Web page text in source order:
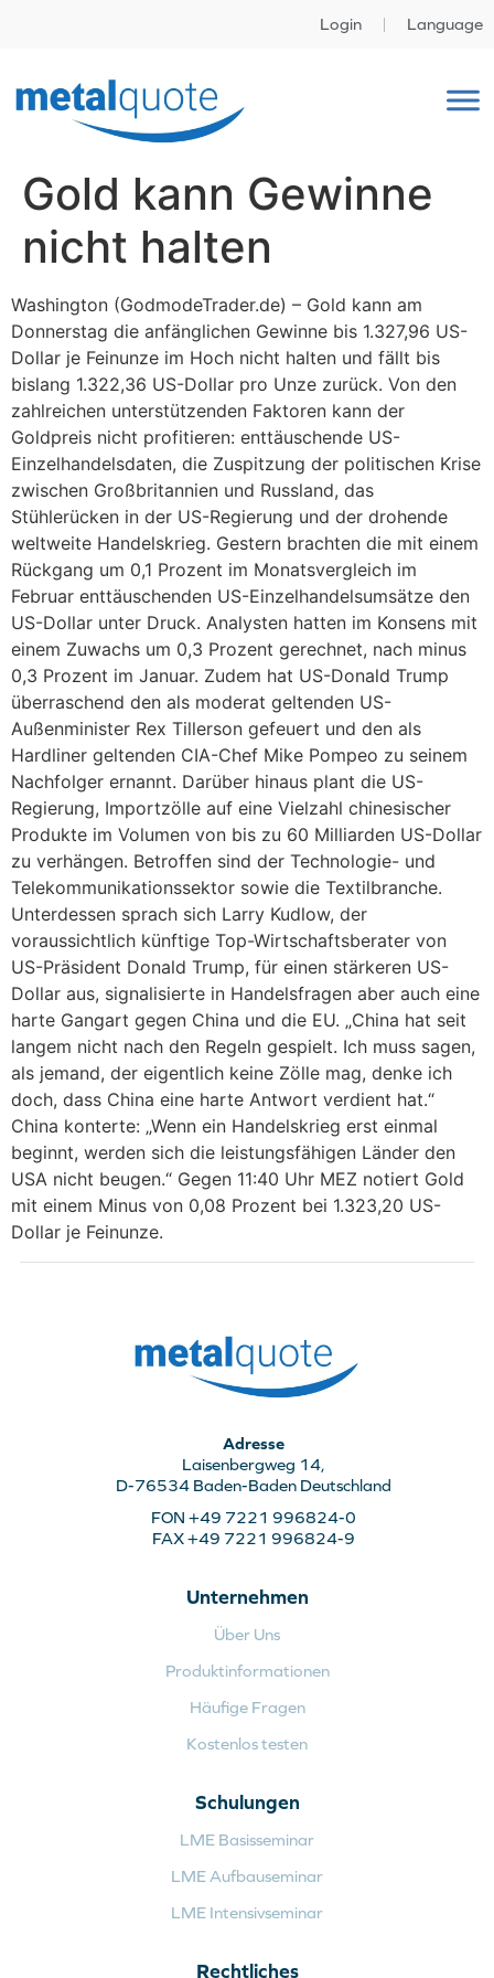
Login Language
Gold kann Gewinne
nicht halten
Washington (GodmodeTrader.de) – Gold kann am
Donnerstag die anfänglichen Gewinne bis 1.327,96 US-
Dollar je Feinunze im Hoch nicht halten und fällt bis
bislang 1.322,36 US-Dollar pro Unze zurück. Von den
zahlreichen unterstützenden Faktoren kann der
Goldpreis nicht profitieren: enttäuschende US-
Einzelhandelsdaten, die Zuspitzung der politischen Krise
zwischen Großbritannien und Russland, das
Stühlerücken in der US-Regierung und der drohende
weltweite Handelskrieg. Gestern brachten die mit einem
Rückgang um 0,1 Prozent im Monatsvergleich im
Februar enttäuschenden US-Einzelhandelsumsätze den
US-Dollar unter Druck. Analysten hatten im Konsens mit
einem Zuwachs um 0,3 Prozent gerechnet, nach minus
0,3 Prozent im Januar. Zudem hat US-Donald Trump
überraschend den als moderat geltenden US-
Außenminister Rex Tillerson gefeuert und den als
Hardliner geltenden CIA-Chef Mike Pompeo zu seinem
Nachfolger ernannt. Darüber hinaus plant die US-
Regierung, Importzölle auf eine Vielzahl chinesischer
Produkte im Volumen von bis zu 60 Milliarden US-Dollar
zu verhängen. Betroffen sind der Technologie- und
Telekommunikationssektor sowie die Textilbranche.
Unterdessen sprach sich Larry Kudlow, der
voraussichtlich künftige Top-Wirtschaftsberater von
US-Präsident Donald Trump, für einen stärkeren US-
Dollar aus, signalisierte in Handelsfragen aber auch eine
harte Gangart gegen China und die EU. „China hat seit
langem nicht nach den Regeln gespielt. Ich muss sagen,
als jemand, der eigentlich keine Zölle mag, denke ich
doch, dass China eine harte Antwort verdient hat.“
China konterte: „Wenn ein Handelskrieg erst einmal
beginnt, werden sich die leistungsfähigen Länder den
USA nicht beugen.“ Gegen 11:40 Uhr MEZ notiert Gold
mit einem Minus von 0,08 Prozent bei 1.323,20 US-
Dollar je Feinunze.
Adresse
Laisenbergweg 14,
D-76534 Baden-Baden Deutschland
FON +49 7221 996824-0
FAX +49 7221 996824-9
Unternehmen
Über Uns
Produktinformationen
Häufige Fragen
Kostenlos testen
Schulungen
LME Basisseminar
LME Aufbauseminar
LME Intensivseminar
Rechtliches